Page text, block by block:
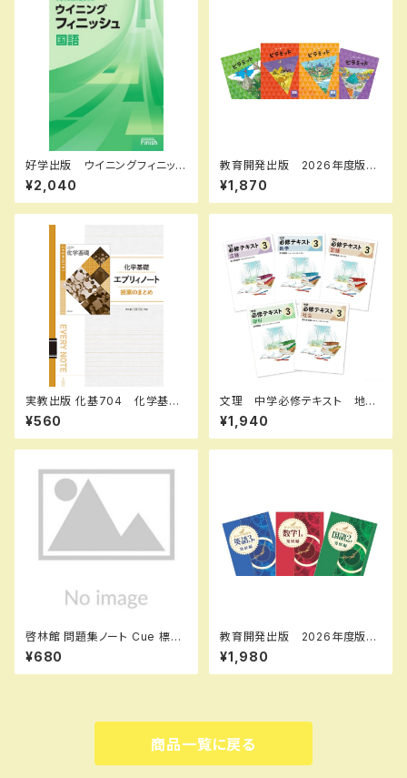
好学出版 ウイニングフィニッシ
ュ 国，数，理，社，英 2026年
度版 各科目（選択ください）
新品完全セット ISBN なし
¥2,040
教育開発出版 2026年度版
ピラミッド 国語 小1～6 各
学年（選択ください） 問題集本
体と別冊解答つき 新品完全セ
¥1,870
実教出版 化基704 化学基礎
エブリィノート 授業のまとめ
新品 問題集本体のみ 別冊
解答なし ISBN：97844073
009 SKU：003262230
¥560
文理 中学必修テキスト 地
理・歴史・社会中3（公民）（ご選
択ください） 2026年度版 新
品完全セット
¥1,940
啓林館 問題集ノート Cue 標
準〜応用編 数学Ⅰ 集合と命
題・図形と計量 新品 問題集
本体のみ 別冊解答なし ISB
¥680
教育開発出版 2026年度版
新中学問題集 英語 中1～3
発展編 各学年（選択くださ
い） 新品完全セット
¥1,980
商品一覧に戻る